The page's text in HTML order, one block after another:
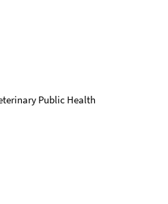
Public Health